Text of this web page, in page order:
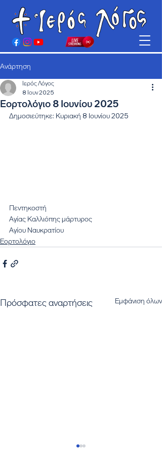
Ανάρτηση
Εορτολόγιο 8 Ιουνίου 2025
Ιερός Λόγος
8 Ιουν 2025
Δημοσιεύτηκε: Κυριακή 8 Ιουνίου 2025
Πεντηκοστή
Αγίας Καλλιόπης μάρτυρος
Αγίου Ναυκρατίου
Εορτολόγιο
Πρόσφατες αναρτήσεις Εμφάνιση όλων